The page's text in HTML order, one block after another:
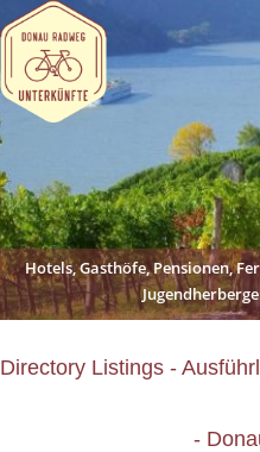
Hotels, Gasthöfe, Pensionen,
Directory Listings -
-